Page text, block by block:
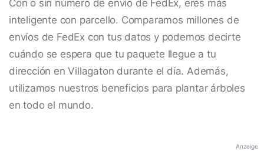
Con o sin número de envío de FedEx, eres más
inteligente con parcello. Comparamos millones de
envíos de FedEx con tus datos y podemos decirte
cuándo se espera que tu paquete llegue a tu
dirección en Villagaton durante el día. Además,
utilizamos nuestros beneficios para plantar árboles
en todo el mundo.
Anzeige